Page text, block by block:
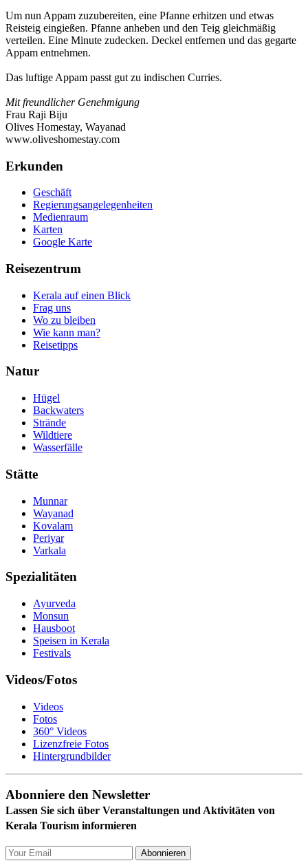
Um nun Appam zuzubereiten, eine Pfanne erhitzen und etwas
Reisteig eingießen. Pfanne anheben und den Teig gleichmäßig
verteilen. Eine Minute zudecken. Deckel entfernen und das gegarte
Appam entnehmen.
Das luftige Appam passt gut zu indischen Curries.
Mit freundlicher Genehmigung
Frau Raji Biju
Olives Homestay, Wayanad
www.oliveshomestay.com
Erkunden
Geschäft
Regierungsangelegenheiten
Medienraum
Karten
Google Karte
Reisezentrum
Kerala auf einen Blick
Frag uns
Wo zu bleiben
Wie kann man?
Reisetipps
Natur
Hügel
Backwaters
Strände
Wildtiere
Wasserfälle
Stätte
Munnar
Wayanad
Kovalam
Periyar
Varkala
Spezialitäten
Ayurveda
Monsun
Hausboot
Speisen in Kerala
Festivals
Videos/Fotos
Videos
Fotos
360° Videos
Lizenzfreie Fotos
Hintergrundbilder
Abonniere den Newsletter
Lassen Sie sich über Veranstaltungen und Aktivitäten von
Kerala Tourism informieren
Abonnieren